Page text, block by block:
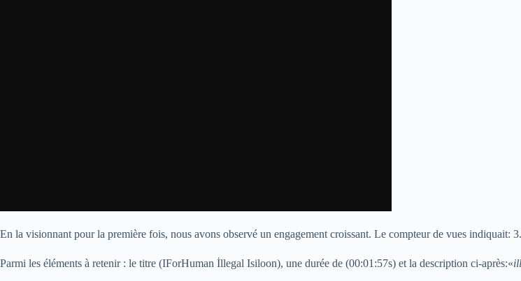
En la visionnant pour la première fois, nous avons observé un engagement croissant. Le compteur de vues indiquait: 3.
Parmi les éléments à retenir : le titre (IForHuman İllegal Isiloon), une durée de (00:01:57s) et la description ci-après:«